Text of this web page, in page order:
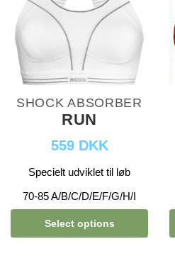
SHOCK ABSORBER
RUN
559 DKK
Specielt udviklet til løb
70-85 A/B/C/D/E/F/G/H/I
Select options